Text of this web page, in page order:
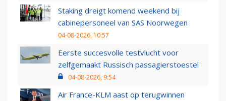
Staking dreigt komend weekend bij
cabinepersoneel van SAS Noorwegen
04-08-2026, 10:57
Eerste succesvolle testvlucht voor
zelfgemaakt Russisch passagierstoestel
04-08-2026, 9:54
Air France-KLM aast op terugwinnen